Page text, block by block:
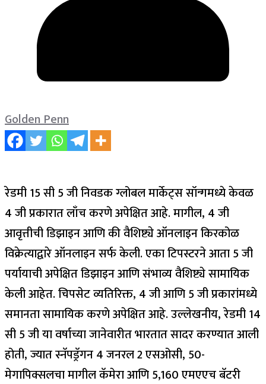
Golden Penn
रेडमी 15 सी 5 जी निवडक ग्लोबल मार्केट्स सॉन्गमध्ये केवळ
4 जी प्रकारात लाँच करणे अपेक्षित आहे. मागील, 4 जी
आवृत्तीची डिझाइन आणि की वैशिष्ट्ये ऑनलाइन किरकोळ
विक्रेत्याद्वारे ऑनलाइन सर्फ केली. एका टिपस्टरने आता 5 जी
पर्यायाची अपेक्षित डिझाइन आणि संभाव्य वैशिष्ट्ये सामायिक
केली आहेत. चिपसेट व्यतिरिक्त, 4 जी आणि 5 जी प्रकारांमध्ये
समानता सामायिक करणे अपेक्षित आहे. उल्लेखनीय, रेडमी 14
सी 5 जी या वर्षाच्या जानेवारीत भारतात सादर करण्यात आली
होती, ज्यात स्नॅपड्रॅगन 4 जनरल 2 एसओसी, 50-
मेगापिक्सलचा मागील कॅमेरा आणि 5,160 एमएएच बॅटरी